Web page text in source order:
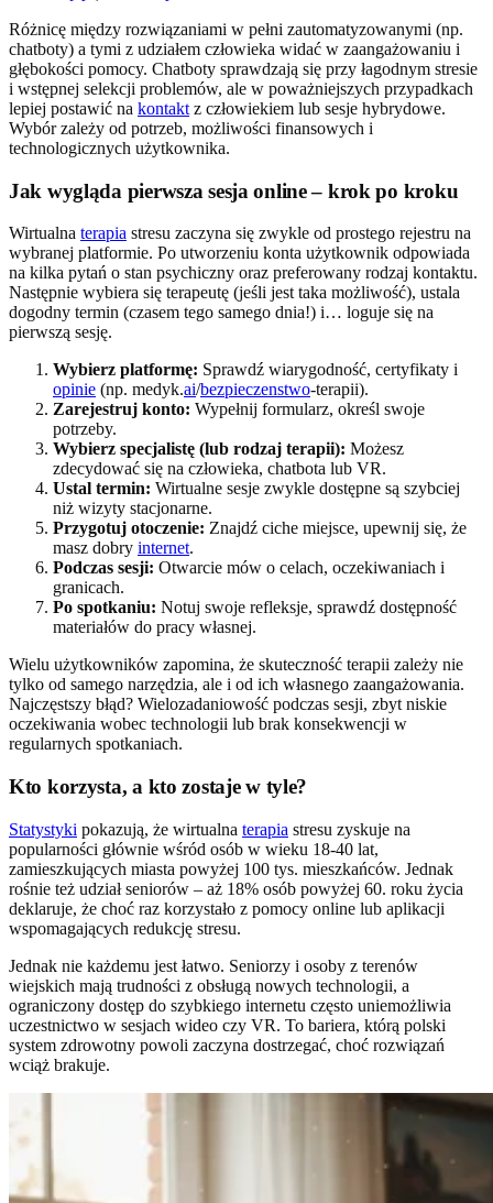
Różnicę między rozwiązaniami w pełni zautomatyzowanymi (np.
chatboty) a tymi z udziałem człowieka widać w zaangażowaniu i
głębokości pomocy. Chatboty sprawdzają się przy łagodnym stresie
i wstępnej selekcji problemów, ale w poważniejszych przypadkach
lepiej postawić na kontakt z człowiekiem lub sesje hybrydowe.
Wybór zależy od potrzeb, możliwości finansowych i
technologicznych użytkownika.
Jak wygląda pierwsza sesja online – krok po kroku
Wirtualna terapia stresu zaczyna się zwykle od prostego rejestru na
wybranej platformie. Po utworzeniu konta użytkownik odpowiada
na kilka pytań o stan psychiczny oraz preferowany rodzaj kontaktu.
Następnie wybiera się terapeutę (jeśli jest taka możliwość), ustala
dogodny termin (czasem tego samego dnia!) i… loguje się na
pierwszą sesję.
Wybierz platformę: Sprawdź wiarygodność, certyfikaty i
opinie (np. medyk.ai/bezpieczenstwo-terapii).
Zarejestruj konto: Wypełnij formularz, określ swoje
potrzeby.
Wybierz specjalistę (lub rodzaj terapii): Możesz
zdecydować się na człowieka, chatbota lub VR.
Ustal termin: Wirtualne sesje zwykle dostępne są szybciej
niż wizyty stacjonarne.
Przygotuj otoczenie: Znajdź ciche miejsce, upewnij się, że
masz dobry internet.
Podczas sesji: Otwarcie mów o celach, oczekiwaniach i
granicach.
Po spotkaniu: Notuj swoje refleksje, sprawdź dostępność
materiałów do pracy własnej.
Wielu użytkowników zapomina, że skuteczność terapii zależy nie
tylko od samego narzędzia, ale i od ich własnego zaangażowania.
Najczęstszy błąd? Wielozadaniowość podczas sesji, zbyt niskie
oczekiwania wobec technologii lub brak konsekwencji w
regularnych spotkaniach.
Kto korzysta, a kto zostaje w tyle?
Statystyki pokazują, że wirtualna terapia stresu zyskuje na
popularności głównie wśród osób w wieku 18-40 lat,
zamieszkujących miasta powyżej 100 tys. mieszkańców. Jednak
rośnie też udział seniorów – aż 18% osób powyżej 60. roku życia
deklaruje, że choć raz korzystało z pomocy online lub aplikacji
wspomagających redukcję stresu.
Jednak nie każdemu jest łatwo. Seniorzy i osoby z terenów
wiejskich mają trudności z obsługą nowych technologii, a
ograniczony dostęp do szybkiego internetu często uniemożliwia
uczestnictwo w sesjach wideo czy VR. To bariera, którą polski
system zdrowotny powoli zaczyna dostrzegać, choć rozwiązań
wciąż brakuje.